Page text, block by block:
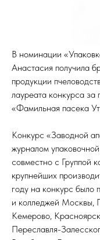
В номинации
Анастасия получила
продукции
лауреата конкурса за
«Фамильная пасека
Конкурс «Заводной
журналом
совместно с Группой
крупнейших
году на конкурс было
и колледжей Москвы,
Кемерово,
Переславля-